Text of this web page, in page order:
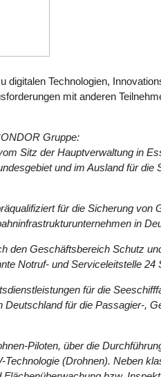
digitalen Technologien,
mit anderen
Gruppe:
Sitz der Hauptverwaltung in
und im Ausland für
für die Sicherung
in
den Geschäftsbereich Schutz
Notruf- und Serviceleitstelle 24
für die
Deutschland für die Passagier-,
Piloten, über die
Technologie (Drohnen). Neben